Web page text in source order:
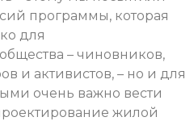
программы, которая
для
– чиновников,
и активистов, – но и для
очень важно вести
жилой